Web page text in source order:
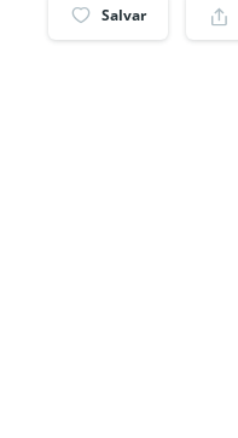
Salvar